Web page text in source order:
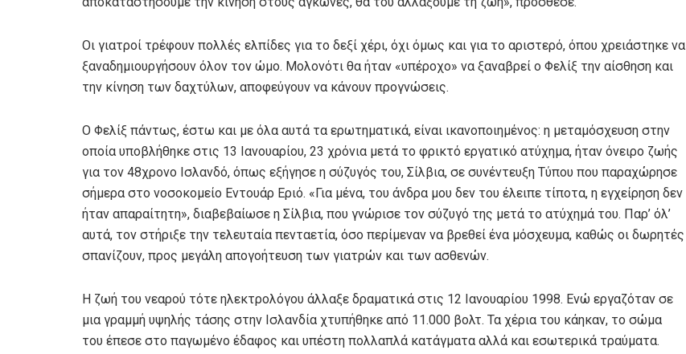
Οι γιατροί τρέφουν πολλές ελπίδες για το δεξί χέρι, όχι όμως και για το αριστερό, όπου χρειάστηκε να
ξαναδημιουργήσουν όλον τον ώμο. Μολονότι θα ήταν «υπέροχο» να ξαναβρεί ο Φελίξ την αίσθηση και
την κίνηση των δαχτύλων, αποφεύγουν να κάνουν προγνώσεις.
Ο Φελίξ πάντως, έστω και με όλα αυτά τα ερωτηματικά, είναι ικανοποιημένος: η μεταμόσχευση στην
οποία υποβλήθηκε στις 13 Ιανουαρίου, 23 χρόνια μετά το φρικτό εργατικό ατύχημα, ήταν όνειρο ζωής
για τον 48χρονο Ισλανδό, όπως εξήγησε η σύζυγός του, Σίλβια, σε συνέντευξη Τύπου που παραχώρησε
σήμερα στο νοσοκομείο Εντουάρ Εριό. «Για μένα, του άνδρα μου δεν του έλειπε τίποτα, η εγχείρηση δεν
ήταν απαραίτητη», διαβεβαίωσε η Σίλβια, που γνώρισε τον σύζυγό της μετά το ατύχημά του. Παρ’ όλ’
αυτά, τον στήριξε την τελευταία πενταετία, όσο περίμεναν να βρεθεί ένα μόσχευμα, καθώς οι δωρητές
σπανίζουν, προς μεγάλη απογοήτευση των γιατρών και των ασθενών.
Η ζωή του νεαρού τότε ηλεκτρολόγου άλλαξε δραματικά στις 12 Ιανουαρίου 1998. Ενώ εργαζόταν σε
μια γραμμή υψηλής τάσης στην Ισλανδία χτυπήθηκε από 11.000 βολτ. Τα χέρια του κάηκαν, το σώμα
του έπεσε στο παγωμένο έδαφος και υπέστη πολλαπλά κατάγματα αλλά και εσωτερικά τραύματα.